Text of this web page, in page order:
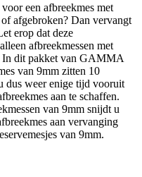
een afbreekmes met
afgebroken? Dan vervangt
erop dat deze
afbreekmessen met
In dit pakket van GAMMA
van 9mm zitten 10
dus weer enige tijd vooruit
aan te schaffen.
van 9mm snijdt u
aan vervanging
van 9mm.